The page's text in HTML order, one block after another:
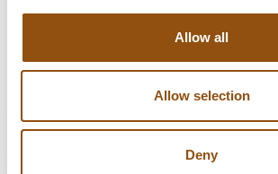
Allow all
Allow selection
Deny
Up-sells